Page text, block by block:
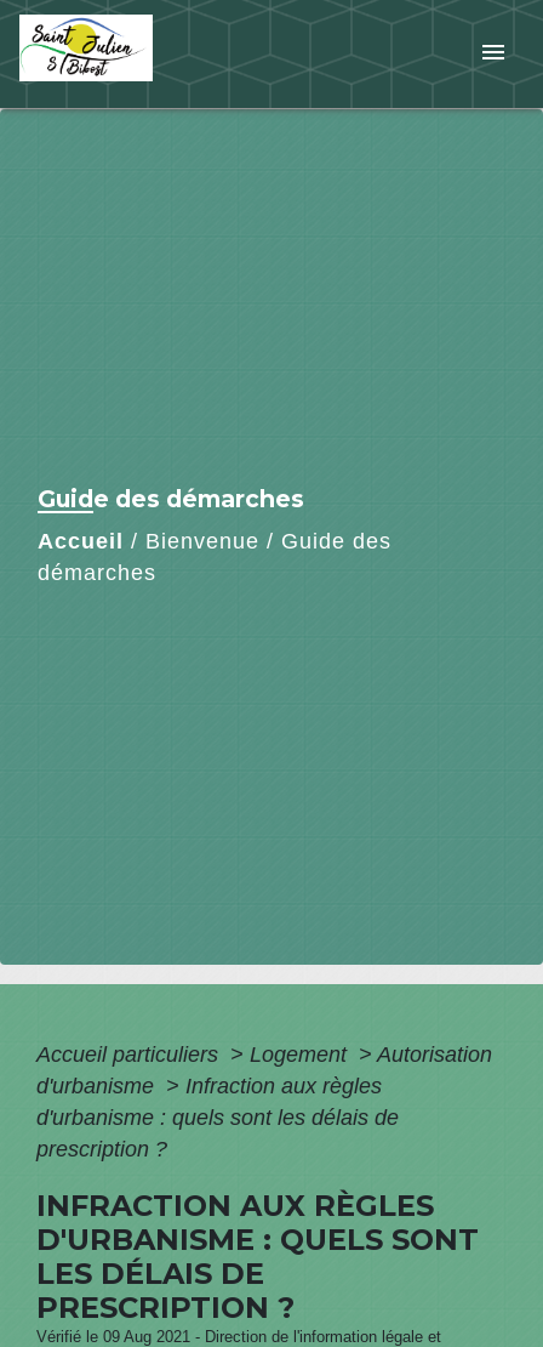
menu
Guide des démarches
Accueil / Bienvenue / Guide des
démarches
Accueil particuliers > Logement > Autorisation
d'urbanisme > Infraction aux règles
d'urbanisme : quels sont les délais de
prescription ?
INFRACTION AUX RÈGLES
D'URBANISME : QUELS SONT
LES DÉLAIS DE
PRESCRIPTION ?
Vérifié le 09 Aug 2021 - Direction de l'information légale et